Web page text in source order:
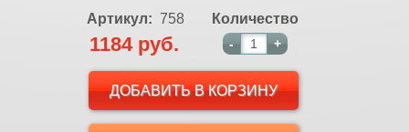
Артикул: 758
1184 руб.
Количество
- +